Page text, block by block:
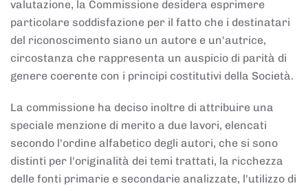
valutazione, la Commissione desidera esprimere
particolare soddisfazione per il fatto che i destinatari
del riconoscimento siano un autore e un'autrice,
circostanza che rappresenta un auspicio di parità di
genere coerente con i principi costitutivi della Società.
La commissione ha deciso inoltre di attribuire una
speciale menzione di merito a due lavori, elencati
secondo l'ordine alfabetico degli autori, che si sono
distinti per l'originalità dei temi trattati, la ricchezza
delle fonti primarie e secondarie analizzate, l'utilizzo di